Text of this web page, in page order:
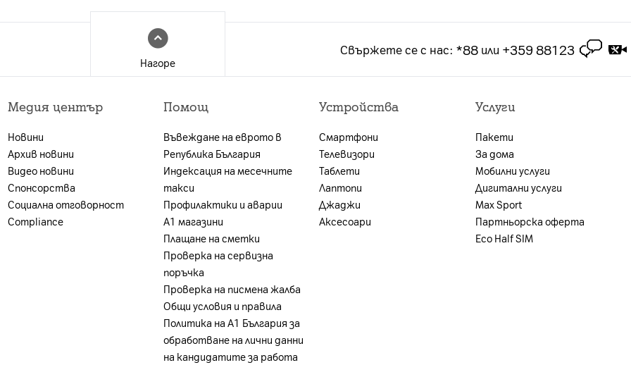
интерполация
MODE™, Game Optimizer, Google Cast
на нов абонамент за съответния тарифен план за срок от 2 години. Цените на лизинг са за
със срок от 2 или 3 години в комбинация с нов 2-годишен абонамент за посочения тарифен план.
за нови и за настоящи абонати с изтекъл или изтичащ в рамките на 3 месеца срок на абонамента
валидна за лица, които към датата на покупката в брой или на сключването на договора за продажба
Ако клиентът не отговаря на едно от посочените условия, възможността за предоставяне на
от 2 години.
се заплаща цената на устройството без тарифен план и стойността на предплатения пакет.
А1 България или партньорската мрежа.
тук.
Нагоре
Свържете се с нас: *88 или +359 88123
Медия център
Новини
Архив новини
Видео новини
Спонсорства
Социална отговорност
Compliance
Помощ
Въвеждане на еврото в
Република България
Индексация на месечните
такси
Профилактики и аварии
А1 магазини
Плащане на сметки
Проверка на сервизна
поръчка
Проверка на писмена жалба
Общи условия и правила
Политика на A1 България за
обработване на лични данни
на кандидатите за работа
Устройства
Смартфони
Телевизори
Таблети
Лаптопи
Джаджи
Аксесоари
Услуги
Пакети
За дома
Мобилни услуги
Дигитални услуги
Max Sport
Партньорска оферта
Eco Half SIM